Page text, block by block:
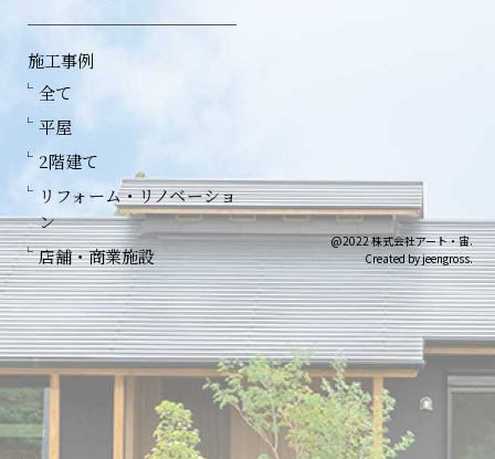
施工事例
全て
平屋
2階建て
リフォーム・リノベーショ
ン
店舗・商業施設
@2022 株式会社アート・宙.
Created by jeengross.